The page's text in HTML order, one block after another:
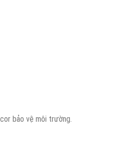
bảo vệ môi trường.